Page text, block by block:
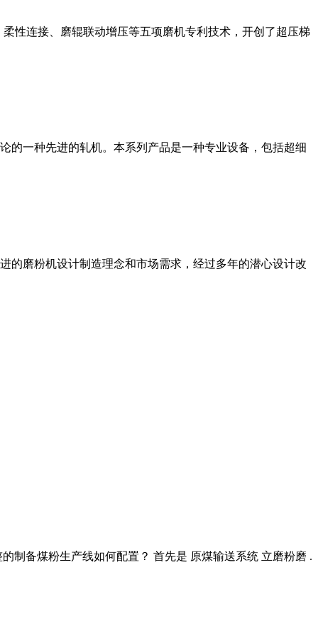
性连接、磨辊联动增压等五项磨机专利技术，开创了超压梯
的一种先进的轧机。本系列产品是一种专业设备，包括超细
的磨粉机设计制造理念和市场需求，经过多年的潜心设计改
制备煤粉生产线如何配置？ 首先是 原煤输送系统 立磨粉磨 .